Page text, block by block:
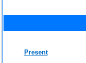
Present